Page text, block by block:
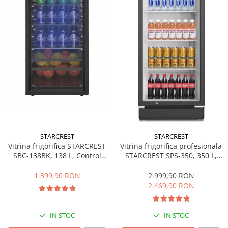
Cuptoare cu microunde
Cuptoare cu microunde
Hote de bucatarie
Incorporabile
Aparate frigorifice incorporabile
Plite incorporabile
Masini spalat vase
Plite standard
Vitrine frigorifice
STARCREST
Vitrina frigorifica STARCREST
SBC-138BK, 138 L, Control
cm, Negru
1.399,90 RON
IN STOC
STARCREST
Vitrina frigorifica profesionala
STARCREST SPS-350, 350 L,
LED, H 194.5 cm, Negru
2.999,90 RON
2.469,90 RON
IN STOC